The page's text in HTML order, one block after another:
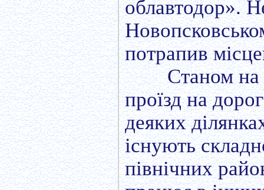
облавтодор».
потрапив
Станом на
проїзд на
деяких
існують
північних